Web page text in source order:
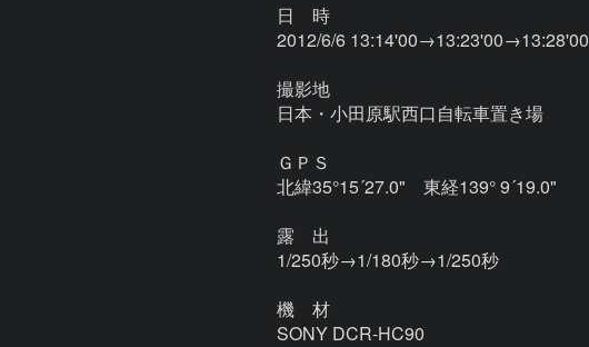
日　時
2012/6/6 13:14'00→13:23'00→13:28'00
撮影地
日本・小田原駅西口自転車置き場
ＧＰＳ
北緯35°15´27.0"　東経139° 9´19.0"
露　出
1/250秒→1/180秒→1/250秒
機　材
SONY DCR-HC90